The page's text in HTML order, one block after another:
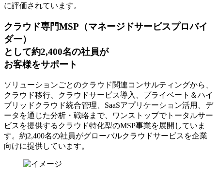
に評価されています。
クラウド専門MSP （マネージドサービスプロバイ
ダー）
として約2,400名の社員が
お客様をサポート
ソリューションごとのクラウド関連コンサルティングから、
クラウド移行、クラウドサービス導入、プライベート＆ハイ
ブリッドクラウド統合管理、SaaSアプリケーション活用、デ
ータを通じた分析・戦略まで、ワンストップでトータルサー
ビスを提供するクラウド特化型のMSP事業を展開していま
す。約2,400名の社員がグローバルクラウドサービスを企業
向けに提供しています。